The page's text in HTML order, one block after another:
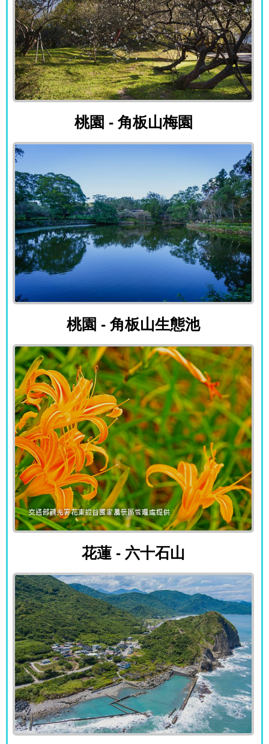
桃園 - 角板山梅園
桃園 - 角板山梅園
桃園 - 角板山生態池
桃園 - 角板山生態池
花蓮 - 六十石山
花蓮 - 六十石山
花蓮 - 大石鼻山